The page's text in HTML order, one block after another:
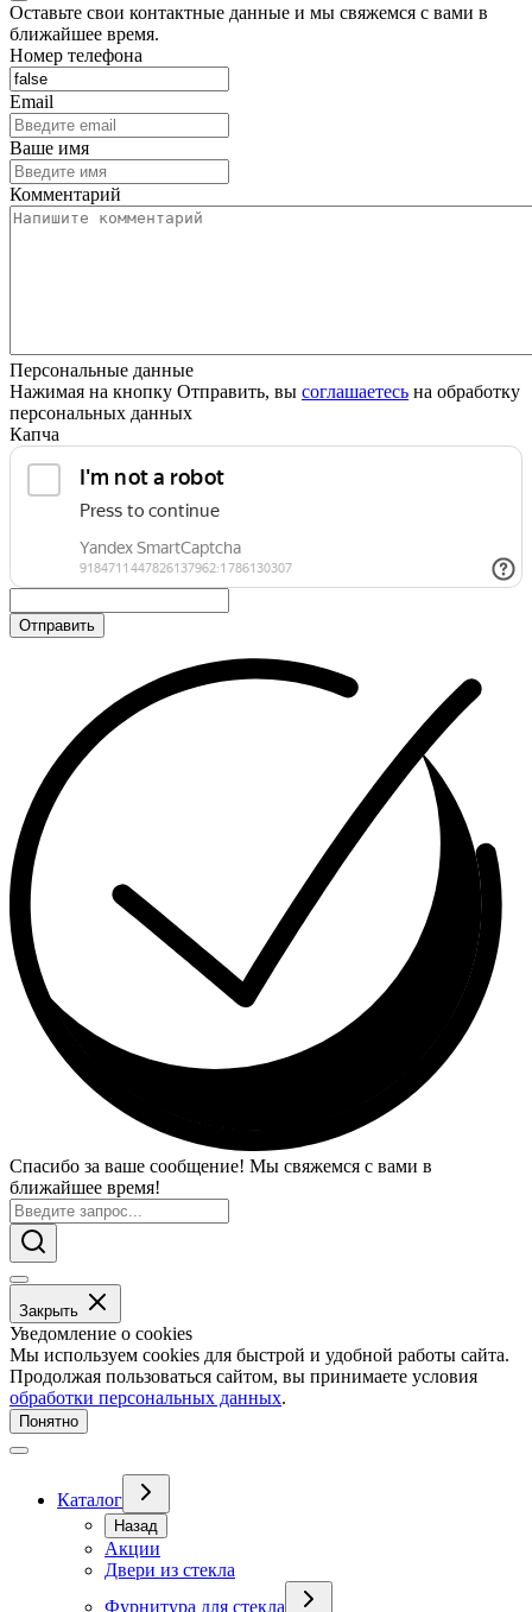
Оставьте свои контактные данные и мы свяжемся с вами в
ближайшее время.
Номер телефона
Email
Ваше имя
Комментарий
Персональные данные
Нажимая на кнопку Отправить, вы соглашаетесь на обработку
персональных данных
Капча
Отправить
Спасибо за ваше сообщение! Мы свяжемся с вами в
ближайшее время!
Закрыть
Уведомление о cookies
Мы используем cookies для быстрой и удобной работы сайта.
Продолжая пользоваться сайтом, вы принимаете условия
обработки персональных данных.
Понятно
Каталог
Назад
Акции
Двери из стекла
Фурнитура для стекла